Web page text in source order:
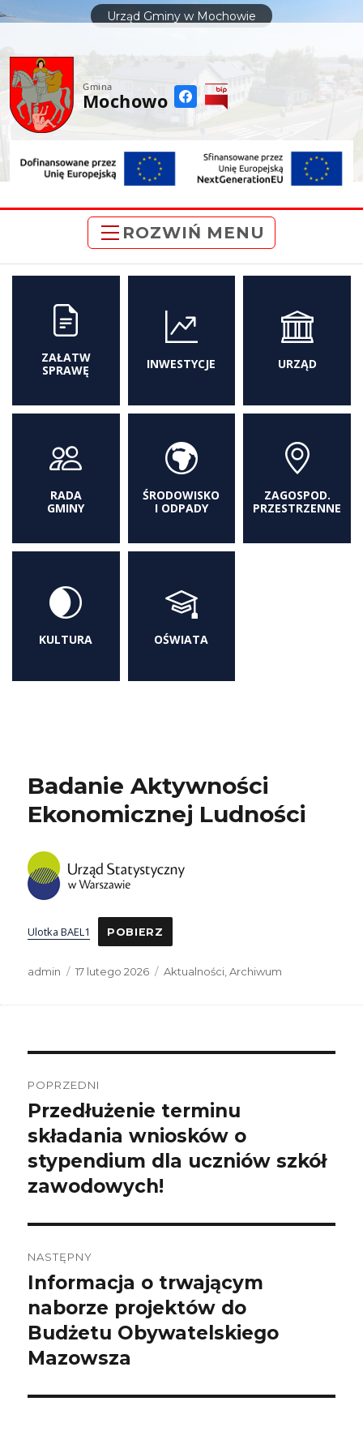
treści
Urząd Gminy w Mochowie
Gmina
Mochowo
ROZWIŃ MENU
ZAŁATW
SPRAWĘ
INWESTYCJE URZĄD
RADA
GMINY
ŚRODOWISKO
I ODPADY
ZAGOSPOD.
PRZESTRZENNE
KULTURA OŚWIATA
Badanie Aktywności
Ekonomicznej Ludności
Ulotka BAEL1 POBIERZ
Autor
admin
Data
17 lutego 2026 Kategorie
Aktualności ,Archiwum
wpisu
POPRZEDNI
Poprzedni
wpis:
Przedłużenie terminu
składania wniosków o
stypendium dla uczniów szkół
zawodowych!
NASTĘPNY
Następny
wpis:
Informacja o trwającym
naborze projektów do
Budżetu Obywatelskiego
Mazowsza